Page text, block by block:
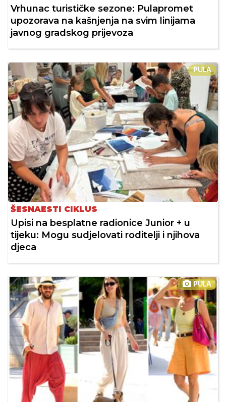
Vrhunac turističke sezone: Pulapromet
upozorava na kašnjenja na svim linijama
javnog gradskog prijevoza
PULA
ŠESNAESTI CIKLUS
Upisi na besplatne radionice Junior + u
tijeku: Mogu sudjelovati roditelji i njihova
djeca
PULA